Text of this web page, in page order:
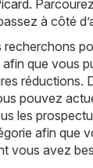
.
à côté
recherchons
que vous
réductions.
pouvez
les
afin que
vous avez